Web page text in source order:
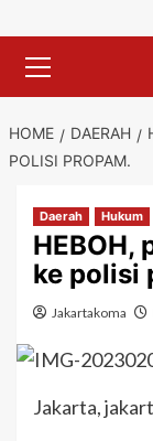
Menu
HOME DAERAH
POLISI PROPAM.
Daerah Hukum
HEBOH,
ke polisi
Jakartakoma
Jakarta,